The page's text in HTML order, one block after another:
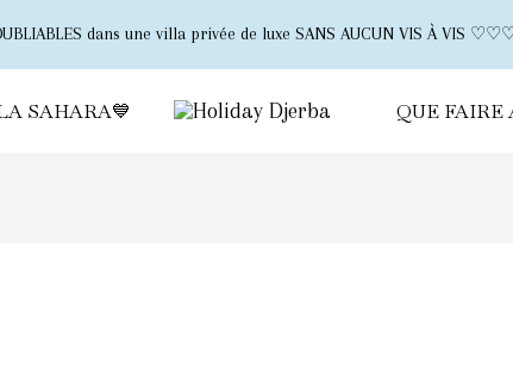
dans une villa privée de luxe SANS AUCUN VIS À VIS
SAHARA💙 QUE FAIRE